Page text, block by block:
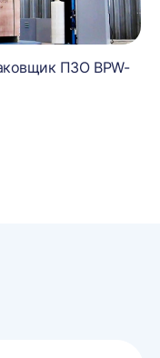
ПЗО BPW-